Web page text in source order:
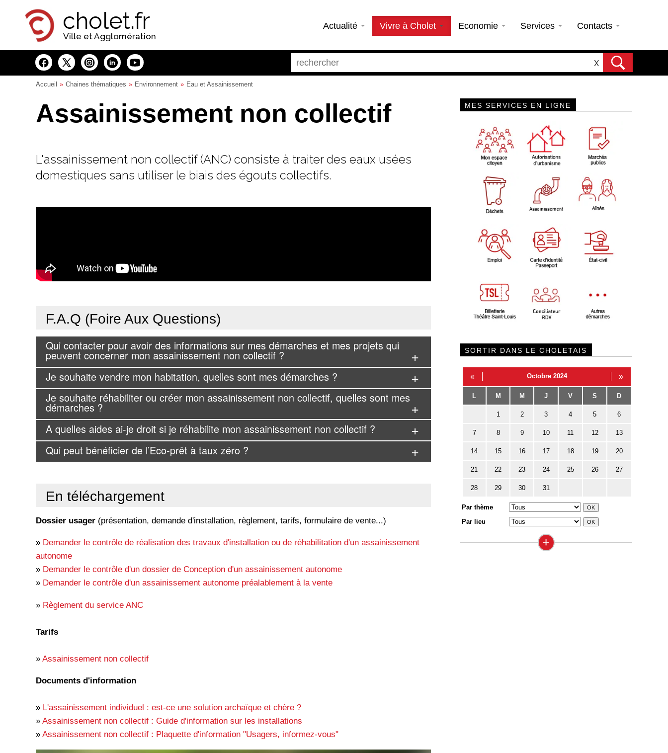
cholet.fr
Ville et Agglomération
Actualité Vivre à Cholet Economie Services Contacts
X
Accueil Chaines thématiques Environnement Eau et Assainissement
Assainissement non collectif
L'assainissement non collectif (ANC) consiste à traiter des eaux usées
domestiques sans utiliser le biais des égouts collectifs.
F.A.Q (Foire Aux Questions)
Qui contacter pour avoir des informations sur mes démarches et mes projets qui
peuvent concerner mon assainissement non collectif ?
Je souhaite vendre mon habitation, quelles sont mes démarches ?
Je souhaite réhabiliter ou créer mon assainissement non collectif, quelles sont mes
démarches ?
A quelles aides ai-je droit si je réhabilite mon assainissement non collectif ?
Qui peut bénéficier de l’Eco-prêt à taux zéro ?
En téléchargement
Dossier usager (présentation, demande d'installation, règlement, tarifs, formulaire de vente...)
» Demander le contrôle de réalisation des travaux d'installation ou de réhabilitation d'un assainissement
autonome
» Demander le contrôle d'un dossier de Conception d'un assainissement autonome
» Demander le contrôle d'un assainissement autonome préalablement à la vente
» Règlement du service ANC
Tarifs
» Assainissement non collectif
Documents d'information
» L'assainissement individuel : est-ce une solution archaïque et chère ?
» Assainissement non collectif : Guide d'information sur les installations
» Assainissement non collectif : Plaquette d'information "Usagers, informez-vous"
MES SERVICES EN LIGNE
SORTIR DANS LE CHOLETAIS
« Octobre 2024 »
L M M J V S D
1 2 3 4 5 6
7 8 9 10 11 12 13
14 15 16 17 18 19 20
21 22 23 24 25 26 27
28 29 30 31
Par thème
Par lieu
+